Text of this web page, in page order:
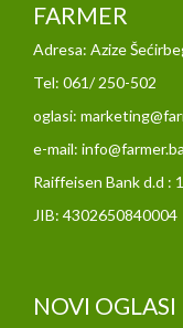
FARMER
Adresa: Azize
Tel: 061/ 250-502
oglasi:
e-mail: info@farmer.ba
Raiffeisen Bank d.d :
JIB: 4302650840004
NOVI OGLASI